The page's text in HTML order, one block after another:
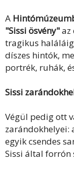
A
"Sissi ösvény"az
tragikus
díszes hintók,
portrék, ruhák,
Sissi
Végül pedig ott
zarándokhelyei:
egyik csendes
Sissi által forrón